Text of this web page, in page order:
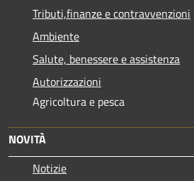
Tributi,finanze e contravvenzioni
Ambiente
Salute, benessere e assistenza
Autorizzazioni
Agricoltura e pesca
NOVITÀ
Notizie